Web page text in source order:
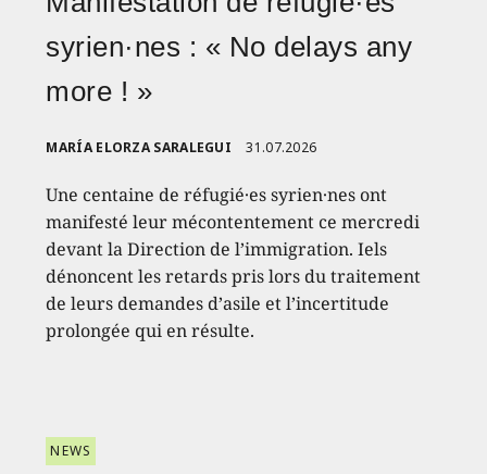
syrien·nes : « No delays any
more ! »
MARÍA ELORZA SARALEGUI 31.07.2026
Une centaine de réfugié·es syrien·nes ont
manifesté leur mécontentement ce mercredi
devant la Direction de l’immigration. Iels
dénoncent les retards pris lors du traitement
de leurs demandes d’asile et l’incertitude
prolongée qui en résulte.
NEWS